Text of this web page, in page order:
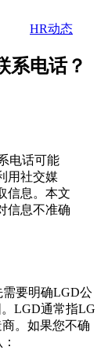
HR动态
系电话？
电话可能
用社交媒
信息。本文
信息不准确
要明确LGD公
LGD通常指LG
。如果您不确